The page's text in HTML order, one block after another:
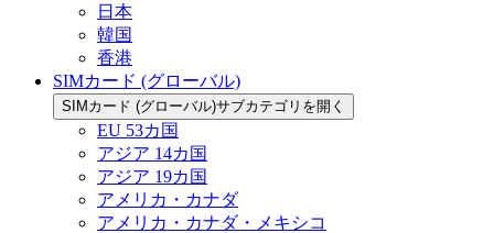
日本
韓国
香港
SIMカード (グローバル)
SIMカード (グローバル)サブカテゴリを開く
EU 53カ国
アジア 14カ国
アジア 19カ国
アメリカ・カナダ
アメリカ・カナダ・メキシコ